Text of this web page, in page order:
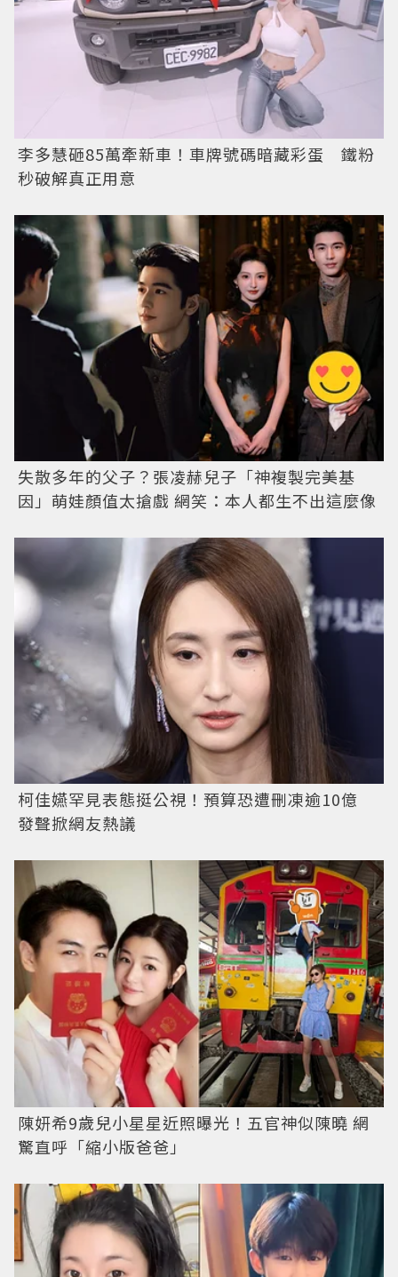
李多慧砸85萬牽新車！車牌號碼暗藏彩蛋 鐵粉
秒破解真正用意
失散多年的父子？張凌赫兒子「神複製完美基
因」萌娃顏值太搶戲 網笑：本人都生不出這麼像
柯佳嬿罕見表態挺公視！預算恐遭刪凍逾10億
發聲掀網友熱議
陳妍希9歲兒小星星近照曝光！五官神似陳曉 網
驚直呼「縮小版爸爸」